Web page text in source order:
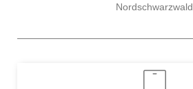
Nordschwarzwald